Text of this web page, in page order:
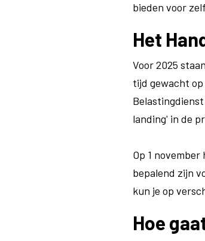
bieden voor
Het
Voor 2025
tijd gewacht
landing' in de
Op 1
bepalend zijn
kun je op
Hoe